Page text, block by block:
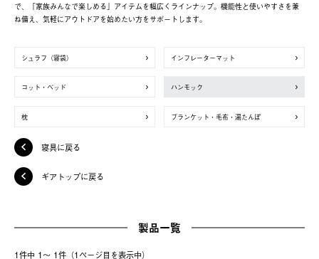
で、「家族みんなで楽しめる」アイテムを幅広くラインナップ。機能性と使いやすさを兼
ね備え、気軽にアウトドアを始めたい方をサポートします。
シュラフ（寝袋） インフレーターマット
コット・ベッド ハンモック
枕 ブランケット・毛布・湯たんぽ
寝具に戻る
ギアトップに戻る
製品一覧
1件中 1〜 1件（1ページ⽬を表⽰中）